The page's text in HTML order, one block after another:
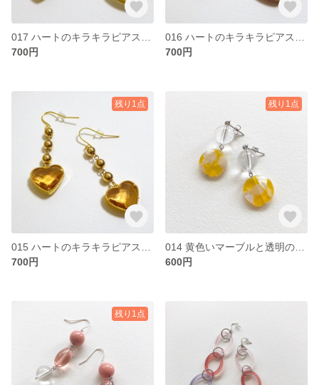
700円
700円
残り1点
700円
残り1点
600円
残り1点